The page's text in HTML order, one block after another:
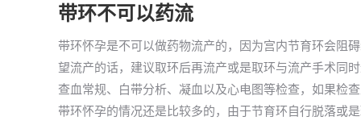
带环不可以药流
带环怀孕是不可以做药物流产的，因为宫内节育环会阻
望流产的话，建议取环后再流产或是取环与流产手术同
查血常规、白带分析、凝血以及心电图等检查，如果检
带环怀孕的情况还是比较多的，由于节育环自行脱落或